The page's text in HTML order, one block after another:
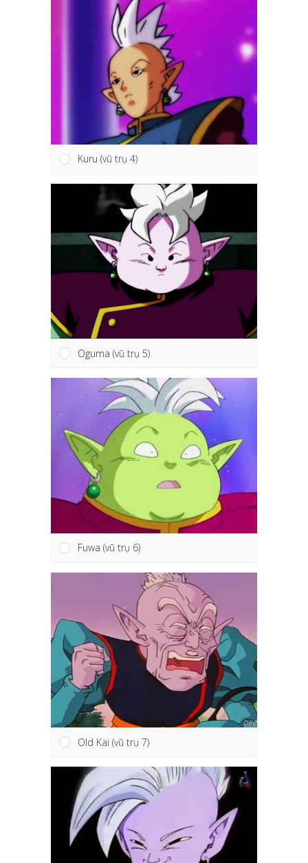
Kuru (vũ trụ 4)
Oguma (vũ trụ 5)
Fuwa (vũ trụ 6)
Old Kai (vũ trụ 7)